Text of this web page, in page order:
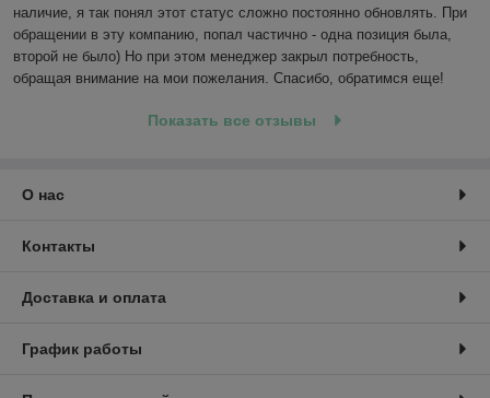
наличие, я так понял этот статус сложно постоянно обновлять. При
обращении в эту компанию, попал частично - одна позиция была,
второй не было) Но при этом менеджер закрыл потребность,
обращая внимание на мои пожелания. Спасибо, обратимся еще!
Показать все отзывы
О нас
Контакты
Доставка и оплата
График работы